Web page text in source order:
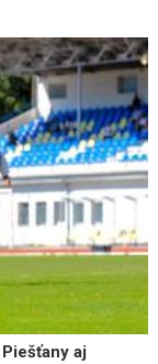
aj